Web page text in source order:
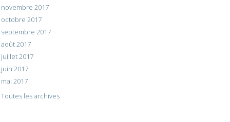
novembre 2017
octobre 2017
septembre 2017
août 2017
juillet 2017
juin 2017
mai 2017
Toutes les archives